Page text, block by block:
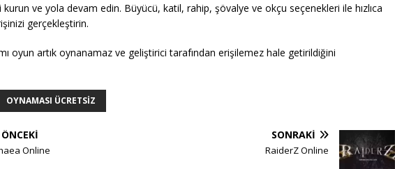
kurun ve yola devam edin. Büyücü, katil, rahip, şövalye ve okçu seçenekleri ile hızlıca
gerçekleştirin.
oyun artık oynanamaz ve geliştirici tarafından erişilemez hale getirildiğini
OYNAMASI ÜCRETSIZ
ÖNCEKI
Online
SONRAKI
RaiderZ Online